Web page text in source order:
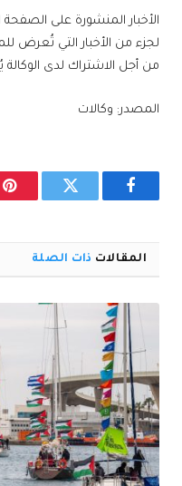
الأخبار المنشورة على الصفحة
من أجل الاشتراك لدى الوكالة
المصدر: وكالات
فيسبوك تويتر
المقالات ذات الصلة